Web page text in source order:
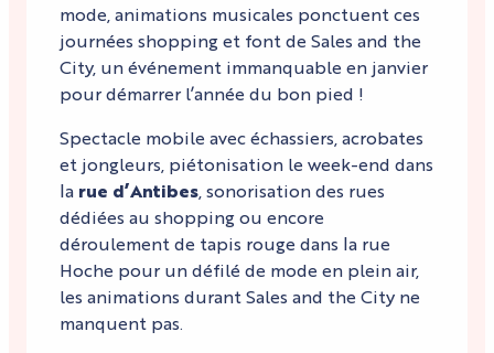
mode, animations musicales ponctuent ces
journées shopping et font de Sales and the
City, un événement immanquable en janvier
pour démarrer l’année du bon pied !
Spectacle mobile avec échassiers, acrobates
et jongleurs, piétonisation le week-end dans
la rue d’Antibes , sonorisation des rues
dédiées au shopping ou encore
déroulement de tapis rouge dans la rue
Hoche pour un défilé de mode en plein air,
les animations durant Sales and the City ne
manquent pas.